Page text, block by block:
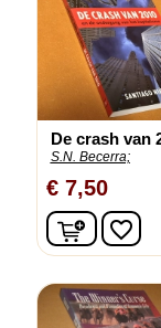
De crash van
S.N. Becerra;
€ 7,50
Infavorite_border